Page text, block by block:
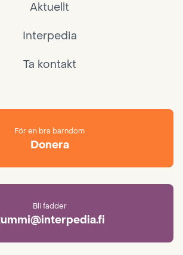
Aktuellt
Interpedia
Ta kontakt
För en bra barndom
Donera
Bli fadder